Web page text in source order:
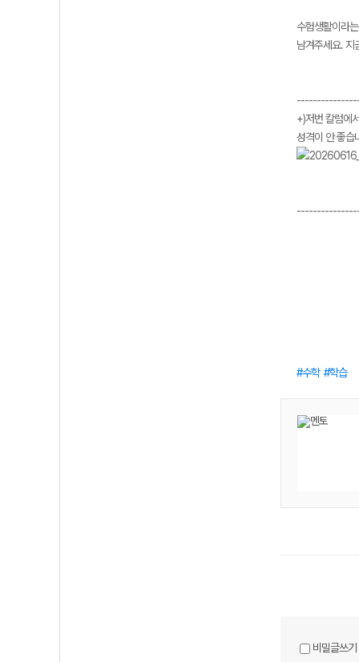
수험생활이라
남겨주세요. 지
+)저번 칼럼에
성격이 안 좋습
수학 학습
비밀글쓰기